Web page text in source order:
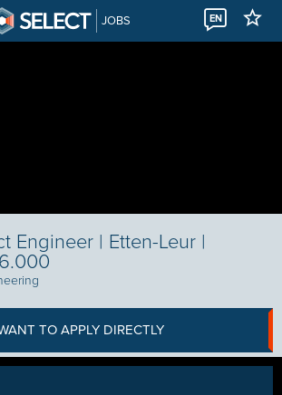
JOBS EN
Engineer | Etten-Leur |
TO APPLY DIRECTLY